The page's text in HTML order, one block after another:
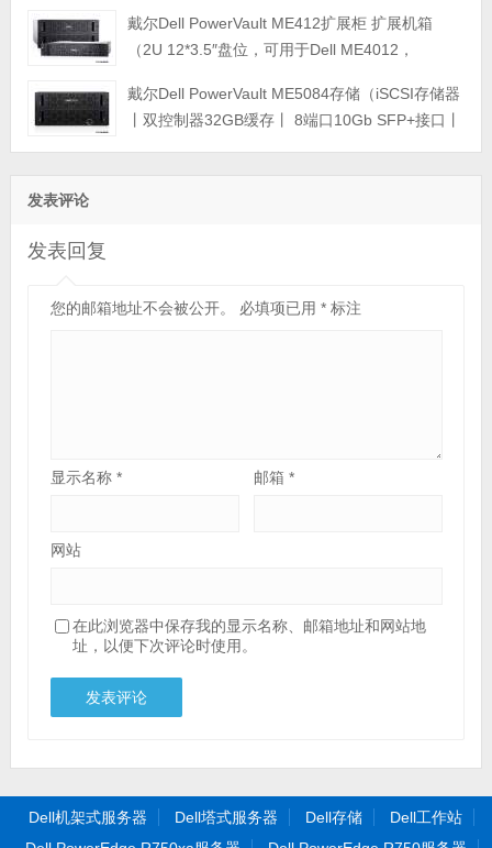
ME5084等主存储扩展）戴尔Dell PowerVault ME412扩展柜 扩展机箱
（2U 12*3.5″盘位，可用于Dell ME4012，
ME5084等主存储扩展）戴尔Dell PowerVault ME5084存储（iSCSI存储器
丨双控制器32GB缓存丨 8端口10Gb SFP+接口丨
发表评论
发表回复
您的邮箱地址不会被公开。 必填项已用 *标注
显示名称 * 邮箱*
网站
在此浏览器中保存我的显示名称、邮箱地址和网站地
址，以便下次评论时使用。
Dell机架式服务器 Dell塔式服务器 Dell存储
Dell工作站